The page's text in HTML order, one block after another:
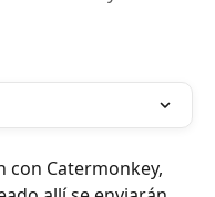
con Catermonkey,